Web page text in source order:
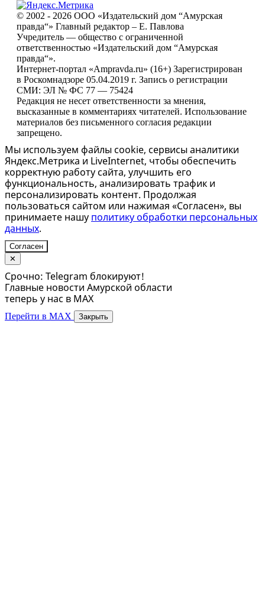
© 2002 - 2026 ООО «Издательский дом “Амурская
правда“» Главный редактор – Е. Павлова
Учредитель — общество с ограниченной
ответственностью «Издательский дом “Амурская
правда“».
Интернет-портал «Ampravda.ru» (16+) Зарегистрирован
в Роскомнадзоре 05.04.2019 г. Запись о регистрации
СМИ: ЭЛ № ФС 77 — 75424
Редакция не несет ответственности за мнения,
высказанные в комментариях читателей. Использование
материалов без письменного согласия редакции
запрещено.
Мы используем файлы cookie, сервисы аналитики
Яндекс.Метрика и LiveInternet, чтобы обеспечить
корректную работу сайта, улучшить его
функциональность, анализировать трафик и
персонализировать контент. Продолжая
пользоваться сайтом или нажимая «Согласен», вы
принимаете нашу политику обработки персональных
данных.
Согласен
✕
Срочно: Telegram блокируют!
Главные новости Амурской области
теперь у нас в MAX
Перейти в MAX Закрыть